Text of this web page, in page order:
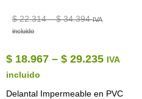
$22.314 – $34.394 IVA
incluido
$ 18.967 – $ 29.235 IVA
incluido
Delantal Impermeable en PVC